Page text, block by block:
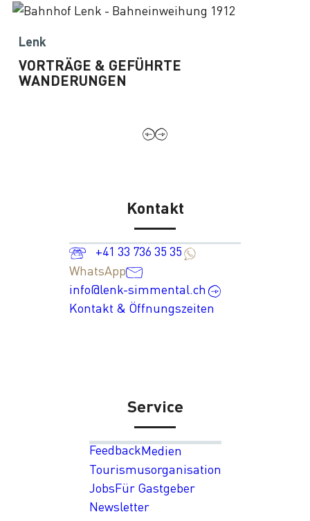
Lenk
VORTRÄGE & GEFÜHRTE
WANDERUNGEN
Kontakt
+41 33 736 35 35
WhatsApp
info@lenk-simmental.ch
Kontakt & Öffnungszeiten
Service
FeedbackMedien
Tourismusorganisation
JobsFür Gastgeber
Newsletter